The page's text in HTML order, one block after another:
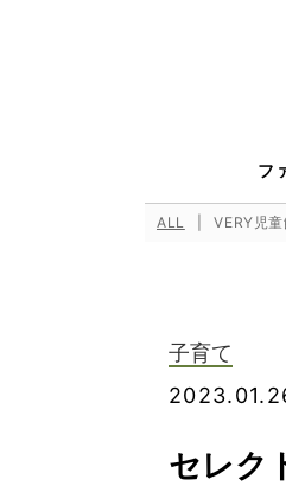
フ
ALL VERY児童
子育て
セレク